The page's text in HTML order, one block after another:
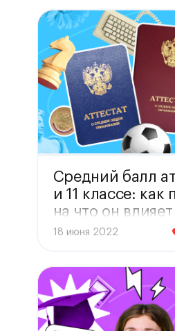
Средний балл
и 11 классе: как
на что он влияет
18 июня 2022